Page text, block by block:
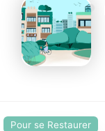
Pour se Restaurer